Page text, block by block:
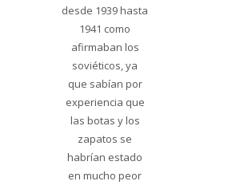
desde 1939 hasta
1941 como
afirmaban los
soviéticos, ya
que sabían por
experiencia que
las botas y los
zapatos se
habrían estado
en mucho peor